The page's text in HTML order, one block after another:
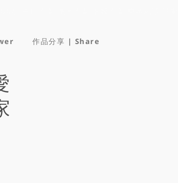
作品分享 | Share